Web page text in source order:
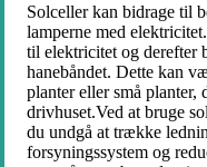
Solceller kan bidrage til
lamperne med
til elektricitet og derefter
hanebåndet. Dette kan
planter eller små planter,
drivhuset.Ved at bruge
du undgå at trække
forsyningssystem og